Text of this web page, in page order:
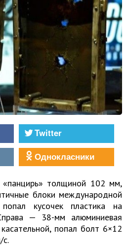
Twitter
Однокласники
толщиной 102 мм,
блоки международной
кусочек пластика на
— 38-мм алюминиевая
попал болт 6×12